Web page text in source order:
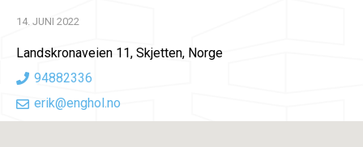
14. JUNI 2022
Landskronaveien 11, Skjetten, Norge
94882336
erik@enghol.no